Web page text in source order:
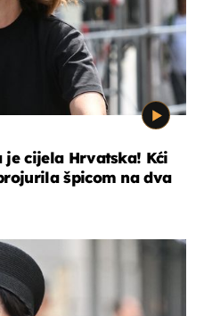
je cijela Hrvatska! Kći
špicom na dva